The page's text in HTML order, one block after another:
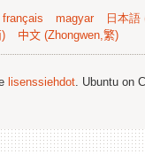
français magyar 日本語
中文 (Zhongwen,繁)
lisenssiehdot. Ubuntu on